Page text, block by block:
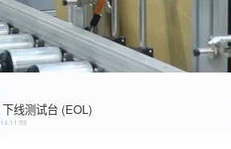
线测试台 (EOL)